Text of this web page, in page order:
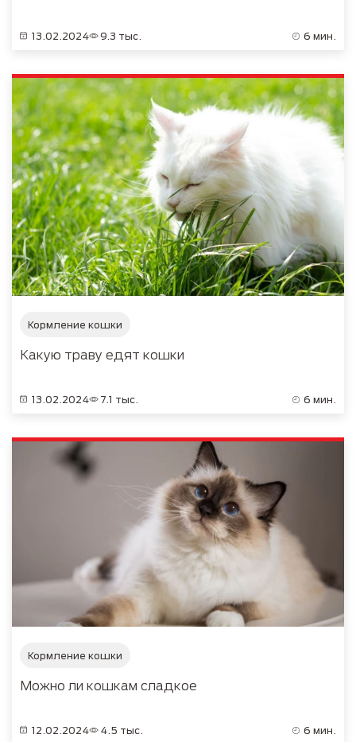
13.02.2024 9.3 тыс. 6 мин.
Кормление кошки
Какую траву едят кошки
13.02.2024 7.1 тыс. 6 мин.
Кормление кошки
Можно ли кошкам сладкое
12.02.2024 4.5 тыс. 6 мин.